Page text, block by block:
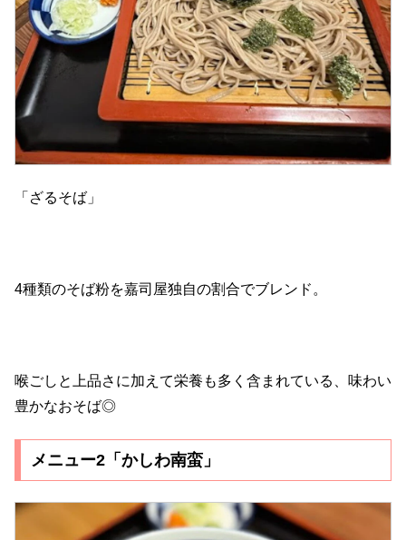
「ざるそば」
4種類のそば粉を嘉司屋独自の割合でブレンド。
喉ごしと上品さに加えて栄養も多く含まれている、味わい
豊かなおそば◎
メニュー2「かしわ南蛮」